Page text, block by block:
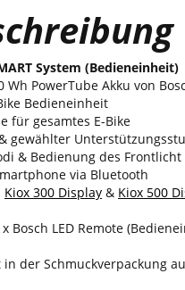
System (Bedieneinheit)
PowerTube Akku von
Bedieneinheit
für gesamtes E-Bike
gewählter
& Bedienung des Frontlicht
via Bluetooth
Kiox 300 Display & Kiox 500
Bosch LED Remote
der Schmuckverpackung